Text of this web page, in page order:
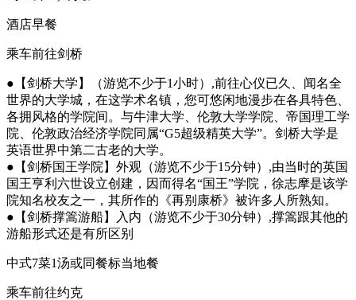
酒店早餐
乘车前往剑桥
●【剑桥大学】（游览不少于1小时）,前往心仪已久、闻名全
世界的大学城，在这学术名镇，您可悠闲地漫步在各具特色、
各拥风格的学院间。与牛津大学、伦敦大学学院、帝国理工学
院、伦敦政治经济学院同属“G5超级精英大学”。剑桥大学是
英语世界中第二古老的大学。
●【剑桥国王学院】外观（游览不少于15分钟）,由当时的英国
国王亨利六世设立创建，因而得名“国王”学院，徐志摩是该学
院知名校友之一，其所作的《再别康桥》被许多人所熟知。
●【剑桥撑篙游船】入内（游览不少于30分钟）,撑篙跟其他的
游船形式还是有所区别
中式7菜1汤或同餐标当地餐
乘车前往约克